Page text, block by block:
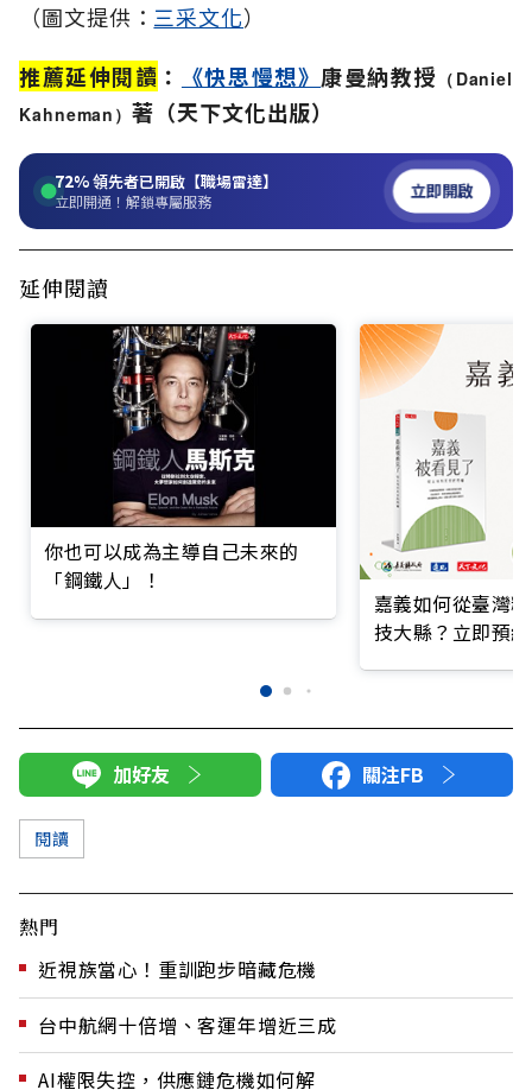
（圖文提供： 三采文化）
推薦延伸閱讀 ： 《快思慢想》 康曼納教授 （Daniel
Kahneman）著 （天下文化出版）
72%領先者已開啟【職場雷達】
立即開通！解鎖專屬服務 立即開啟
延伸閱讀
你也可以成為主導自己未來的
「鋼鐵人」！
嘉義如何從臺灣
技大縣？立即預
加好友 關注FB
閱讀
熱門
近視族當心！重訓跑步暗藏危機
台中航網十倍增、客運年增近三成
AI權限失控，供應鏈危機如何解